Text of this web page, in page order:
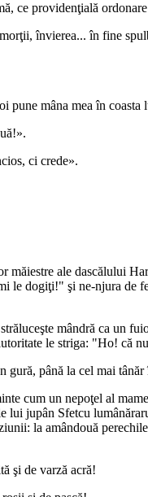
ce providenţială
învierea... în fine
mâna mea în coasta
ci crede».
măiestre ale dascălului
le dogiţi!" şi ne-njura de
mândră ca un
le striga: "Ho! că
gură, până la cel mai
cum un nepoţel al
jupân Sfetcu
la amândouă
şi de varză acră!